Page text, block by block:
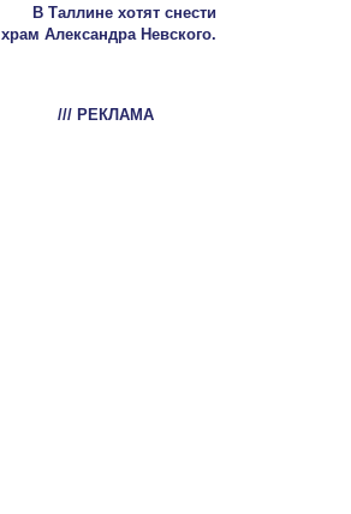
В Таллине хотят снести
храм Александра Невского.
/// РЕКЛАМА